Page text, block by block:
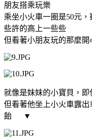
朋友搭乘玩樂
乘坐小火車一圈是50元
些許的高上一些些
但看著小朋友玩的那麼
就像是妹妹的小寶貝，
但看著他坐上小火車露
飴
▼